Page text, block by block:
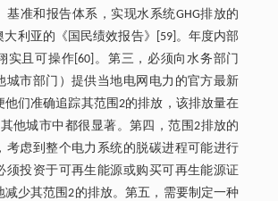
基准和报告体系，实现水系统GHG排放的
大利亚的《国民绩效报告》[59]。年度内部
实且可操作[60]。第三，必须向水务部门
城市部门）提供当地电网电力的官方最新
他们准确追踪其范围2的排放，该排放量在
他城市中都很显著。第四，范围2排放的
考虑到整个电力系统的脱碳进程可能进行
须投资于可再生能源或购买可再生能源证
减少其范围2的排放。第五，需要制定一种